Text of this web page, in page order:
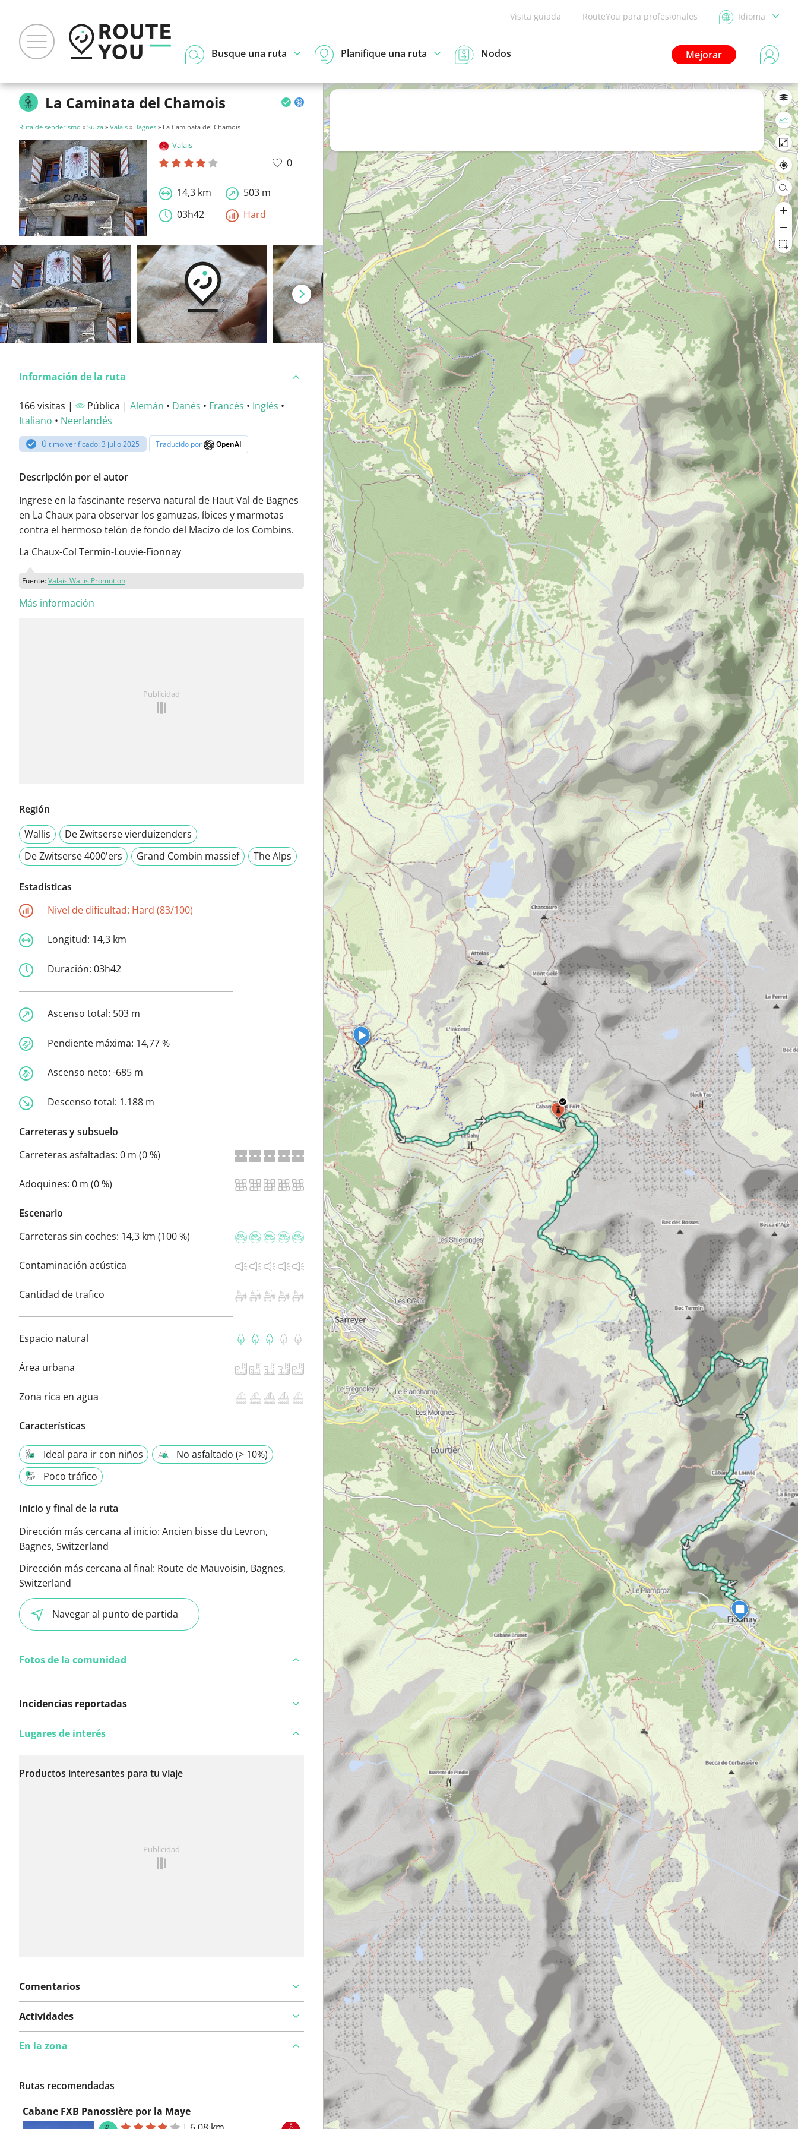
Visita guiada RouteYou para profesionales Idioma
Mejorar
Busque una ruta Planifique una ruta Nodos
La Caminata del Chamois
Ruta de senderismo » Suiza » Valais » Bagnes » La Caminata del Chamois
Valais
0
14,3 km
503 m
03h42
Hard
Información de la ruta
166 visitas | Pública | Alemán • Danés • Francés • Inglés •
Italiano • Neerlandés
Último verificado: 3 julio 2025 Traducido por OpenAI
Descripción por el autor
Ingrese en la fascinante reserva natural de Haut Val de Bagnes
en La Chaux para observar los gamuzas, íbices y marmotas
contra el hermoso telón de fondo del Macizo de los Combins.
La Chaux-Col Termin-Louvie-Fionnay
Fuente:Valais Wallis Promotion
Más información
Publicidad
Región
Wallis
De Zwitserse vierduizenders
De Zwitserse 4000'ers
Grand Combin massief The Alps
Estadísticas
Nivel de dificultad: Hard (83/100)
Longitud: 14,3 km
Duración: 03h42
Ascenso total: 503 m
Pendiente máxima: 14,77 %
Ascenso neto: -685 m
Descenso total: 1.188 m
Carreteras y subsuelo
Carreteras asfaltadas: 0 m (0 %)
Adoquines: 0 m (0 %)
Escenario
Carreteras sin coches: 14,3 km (100 %)
Contaminación acústica
Cantidad de trafico
Espacio natural
Área urbana
Zona rica en agua
Características
Ideal para ir con niños
No asfaltado (> 10%)
Poco tráfico
Inicio y final de la ruta
Dirección más cercana al inicio: Ancien bisse du Levron,
Bagnes, Switzerland
Dirección más cercana al final: Route de Mauvoisin, Bagnes,
Switzerland
Navegar al punto de partida
Fotos de la comunidad
Incidencias reportadas
reportado incidencias
Lugares de interés
Productos interesantes para tu viaje
Publicidad
Comentarios
Actividades
En la zona
Rutas recomendadas
Cabane FXB Panossière por la Maye